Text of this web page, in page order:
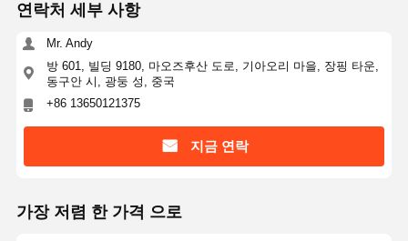
연락처 세부 사항
Mr. Andy
방 601, 빌딩 9180, 마오즈후산 도로, 기아오리 마을, 장핑 타운,
동구안 시, 광둥 성, 중국
+86 13650121375
지금 연락
가장 저렴 한 가격 으로